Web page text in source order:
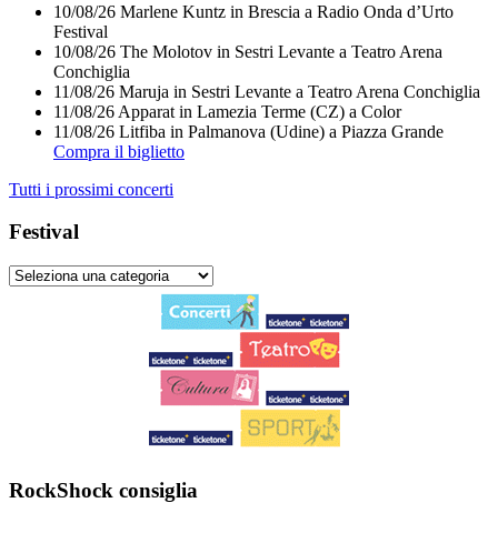
10/08/26 Marlene Kuntz in Brescia a Radio Onda d’Urto
Festival
10/08/26 The Molotov in Sestri Levante a Teatro Arena
Conchiglia
11/08/26 Maruja in Sestri Levante a Teatro Arena Conchiglia
11/08/26 Apparat in Lamezia Terme (CZ) a Color
11/08/26 Litfiba in Palmanova (Udine) a Piazza Grande
Compra il biglietto
Tutti i prossimi concerti
Festival
RockShock consiglia